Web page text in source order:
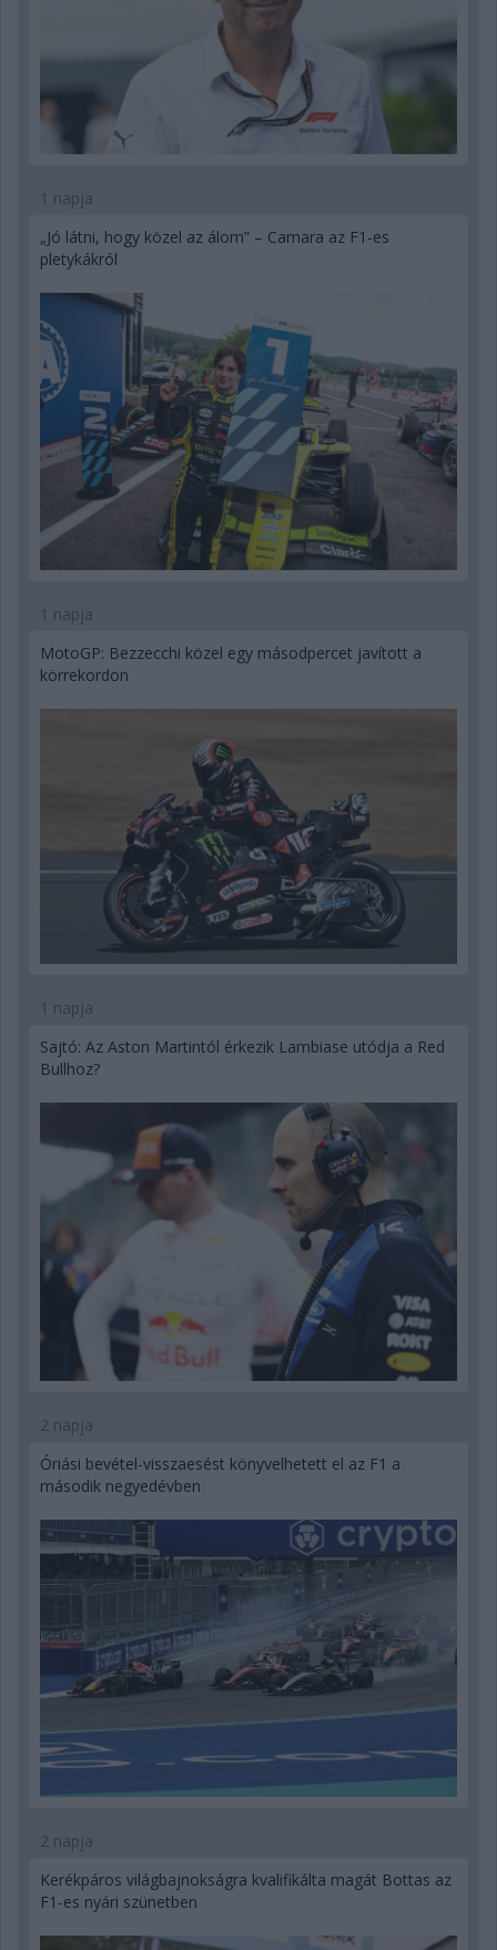
1 napja
„Jó látni, hogy közel az álom” – Camara az F1-es
pletykákról
1 napja
MotoGP: Bezzecchi közel egy másodpercet javított a
körrekordon
1 napja
Sajtó: Az Aston Martintól érkezik Lambiase utódja a Red
Bullhoz?
2 napja
Óriási bevétel-visszaesést könyvelhetett el az F1 a
második negyedévben
2 napja
Kerékpáros világbajnokságra kvalifikálta magát Bottas az
F1-es nyári szünetben